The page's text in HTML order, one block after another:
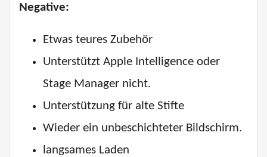
Negative:
Etwas teures Zubehör
Unterstützt Apple Intelligence oder
Stage Manager nicht.
Unterstützung für alte Stifte
Wieder ein unbeschichteter Bildschirm.
langsames Laden